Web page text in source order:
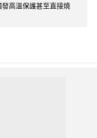
高溫保護甚至直接燒